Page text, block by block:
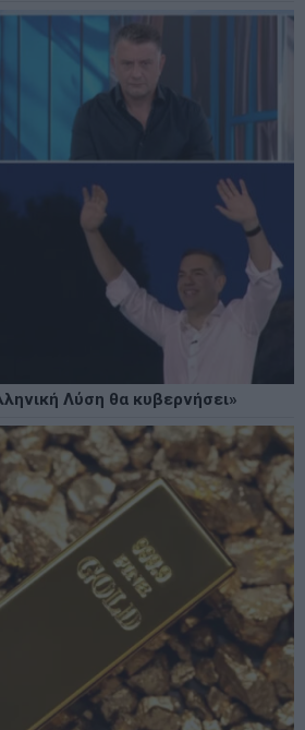
Λύση θα κυβερνήσει»